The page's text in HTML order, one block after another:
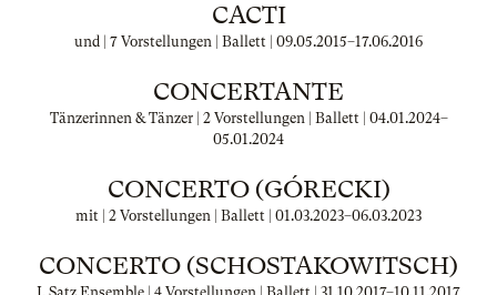
CACTI
und | 7 Vorstellungen | Ballett | 09.05.2015–17.06.2016
CONCERTANTE
Tänzerinnen & Tänzer | 2 Vorstellungen | Ballett | 04.01.2024–
05.01.2024
CONCERTO (GÓRECKI)
mit | 2 Vorstellungen | Ballett | 01.03.2023–06.03.2023
CONCERTO (SCHOSTAKOWITSCH)